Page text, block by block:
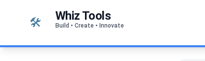
🛠️ Whiz Tools
Build • Create • Innovate